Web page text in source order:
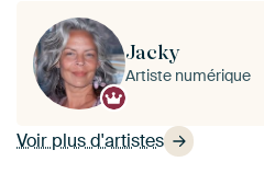
Voir plus d'artistes
Jacky
Artiste numérique